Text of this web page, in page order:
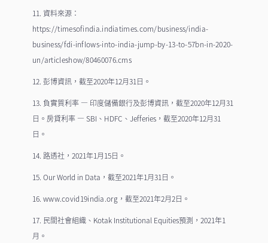
11. 資料來源：
https://timesofindia.indiatimes.com/business/india-
business/fdi-inflows-into-india-jump-by-13-to-57bn-in-2020-
un/articleshow/80460076.cms
12. 彭博資訊，截至2020年12月31日。
13. 負實質利率 — 印度儲備銀行及彭博資訊，截至2020年12月31
日。房貸利率 — SBI、HDFC、Jefferies，截至2020年12月31
日。
14. 路透社，2021年1月15日。
15. Our World in Data，截至2021年1月31日。
16. www.covid19india.org，截至2021年2月2日。
17. 民間社會組織、Kotak Institutional Equities預測，2021年1
月。